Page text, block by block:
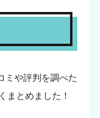
ミや評判を調べた
まとめました！